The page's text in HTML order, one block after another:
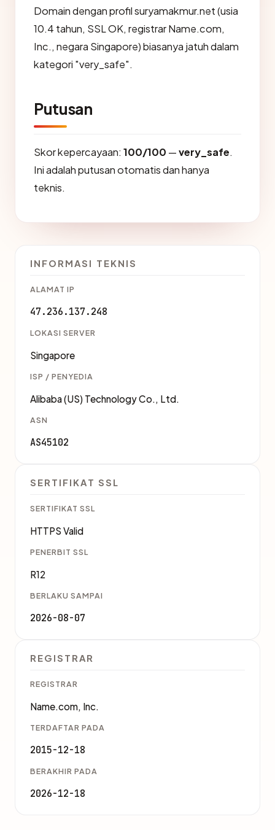
Domain dengan profil suryamakmur.net (usia
10.4 tahun, SSL OK, registrar Name.com,
Inc., negara Singapore) biasanya jatuh dalam
kategori "very_safe".
Putusan
Skor kepercayaan: 100/100 —very_safe.
Ini adalah putusan otomatis dan hanya
teknis.
INFORMASI TEKNIS
ALAMAT IP
47.236.137.248
LOKASI SERVER
Singapore
ISP / PENYEDIA
Alibaba (US) Technology Co., Ltd.
ASN
AS45102
SERTIFIKAT SSL
SERTIFIKAT SSL
HTTPS Valid
PENERBIT SSL
R12
BERLAKU SAMPAI
2026-08-07
REGISTRAR
REGISTRAR
Name.com, Inc.
TERDAFTAR PADA
2015-12-18
BERAKHIR PADA
2026-12-18